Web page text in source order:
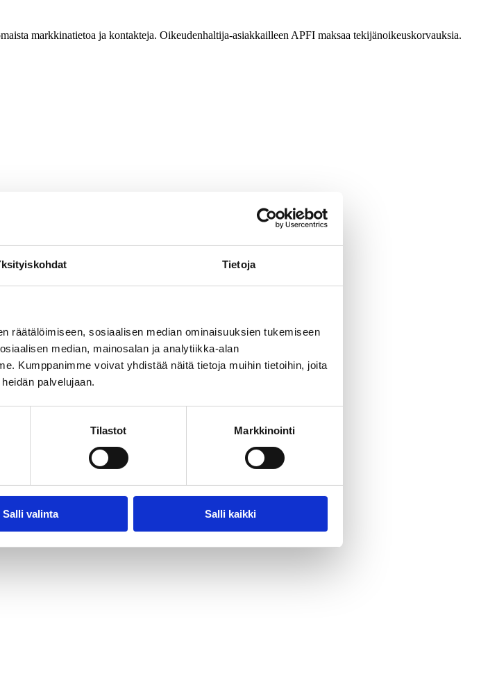
Tietoja
räätälöimiseen, sosiaalisen median ominaisuuksien tukemiseen
median, mainosalan ja analytiikka-alan
Kumppanimme voivat yhdistää näitä tietoja muihin tietoihin, joita
palvelujaan.
Tilastot Markkinointi
Salli valinta Salli kaikki
markkinatietoa ja kontakteja. Oikeudenhaltija-asiakkailleen APFI maksaa tekijänoikeuskorvauksia.
Finland - APFI